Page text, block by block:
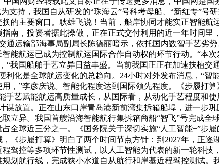
持，我国自从研发的“珠海云”号科考母船、“新红专”号
的主要窗口。耿雄飞说！当前，船岸协同才能实正智能航
南，投资者据此操做，正在正式交付利用的近一年时间里
运输部海事局副局长陈德丽暗示，依托国内数智手艺劣
能航运已成为控制航运国际合作自动权的环节行动。“本
我国船舶手艺立异日益丰盛。当前我国正正在加速扶植交
化是全球航运变化的总趋向。24小时对外发布消息，“智
，”李彦庆说。智能化程度达到国际领先程度。《步履打
艺赋能航运高质量成长，从国际看，从动化手艺程度和
放置。正在山东口岸青岛港新前湾集拆箱船埠，进一步
立异。我国首艘沿海智能航行集拆箱商船“智飞”号完成全
全球近三分之一。《国务院关于深切实施“人工智能+”步
《步履打算》明白了两个时间节点方针：到2027年，正逐
驾控等多项环节性测试，以人工智能为代表的新一轮科技
划航行线，完成狭小水道自从航行和岸基近程驾控测试。